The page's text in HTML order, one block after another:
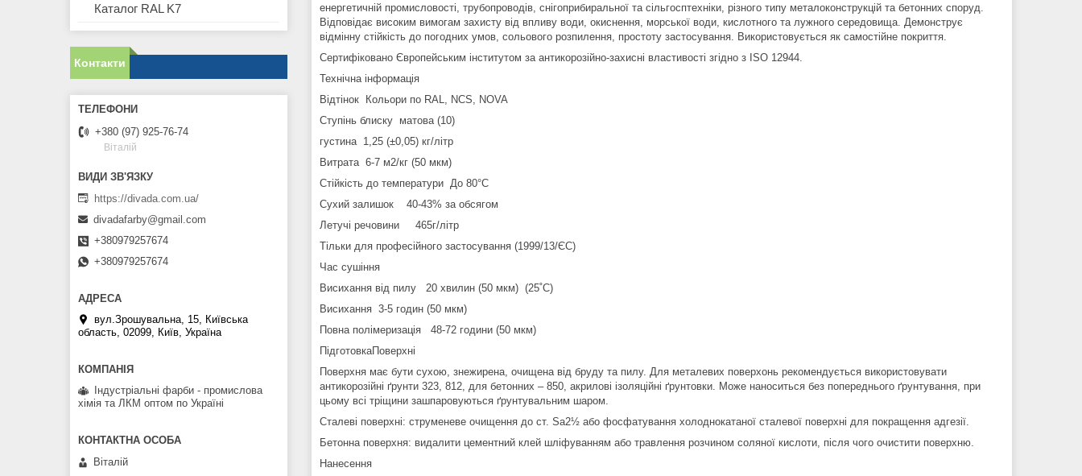
енергетичній промисловості, трубопроводів, снігоприбиральної та сільгосптехніки, різного типу металоконструкцій та бетонних споруд.
Відповідає високим вимогам захисту від впливу води, окиснення, морської води, кислотного та лужного середовища. Демонструє
відмінну стійкість до погодних умов, сольового розпилення, простоту застосування. Використовується як самостійне покриття.
Сертифіковано Європейським інститутом за антикорозійно-захисні властивості згідно з ISO 12944.
Технічна інформація
Відтінок Кольори по RAL, NCS, NOVA
Ступінь блиску матова (10)
густина 1,25 (±0,05) кг/літр
Витрата 6-7 м2/кг (50 мкм)
Стійкість до температури До 80°С
Сухий залишок 40-43% за обсягом
Летучі речовини 465г/літр
Тільки для професійного застосування (1999/13/ЄС)
Час сушіння
Висихання від пилу 20 хвилин (50 мкм) (25˚C)
Висихання 3-5 годин (50 мкм)
Повна полімеризація 48-72 години (50 мкм)
ПідготовкаПоверхні
Поверхня має бути сухою, знежирена, очищена від бруду та пилу. Для металевих поверхонь рекомендується використовувати
антикорозійні ґрунти 323, 812, для бетонних – 850, акрилові ізоляційні ґрунтовки. Може наноситься без попереднього ґрунтування, при
цьому всі тріщини зашпаровуються ґрунтувальним шаром.
Сталеві поверхні: струменеве очищення до ст. Sa2½ або фосфатування холоднокатаної сталевої поверхні для покращення адгезії.
Бетонна поверхня: видалити цементний клей шліфуванням або травлення розчином соляної кислоти, після чого очистити поверхню.
Нанесення
Каталог RAL K7
Контакти
+380 (97) 925-76-74
Віталій
https://divada.com.ua/
divadafarby@gmail.com
+380979257674
+380979257674
вул.Зрошувальна, 15, Київська
область, 02099, Київ, Україна
Індустріальні фарби - промислова
хімія та ЛКМ оптом по Україні
Віталій